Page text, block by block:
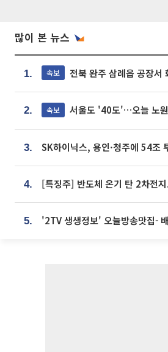
많이 본 뉴스
1. 속보 전북 완주 삼례읍 공장서
2. 속보 서울도 '40도'…오늘 노
3.
4.
5.